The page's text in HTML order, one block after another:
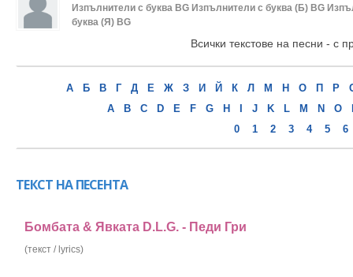
Изпълнители с буква BG Изпълнители с буква (Б) BG
буква (Я) BG
Всички текстове на песни - с
А Б В Г Д Е Ж З И Й К Л М Н О П Р
A
B C D E F G H J K L M N O
0
1 2 3 4 5 6
ТЕКСТ НА ПЕСЕНТА
Бомбата & Явката D.L.G. - Педи Гри
(текст / lyrics)